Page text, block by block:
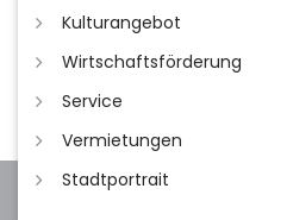
Kulturangebot
Wirtschaftsförderung
Service
Vermietungen
Stadtportrait